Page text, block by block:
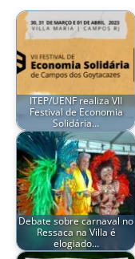
ITEP/UENF realiza VII
Festival de Economia
Solidária…
Debate sobre carnaval no
Ressaca na Villa é
elogiado…